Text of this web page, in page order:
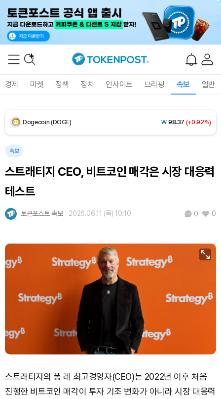
경제 마켓 정책 정치 인사이트 브리핑 속보 일반
XRP (XRP) ₩1,448(-0.83%)
Dogecoin (DOGE) ₩ 98.37 (+0.92%)
속보
스트래티지 CEO, 비트코인 매각은 시장 대응력
테스트
토큰포스트 속보 2026.06.11 (목) 10:10 0 0
스트래티지의 퐁 레 최고경영자(CEO)는 2022년 이후 처음
진행한 비트코인 매각이 투자 기조 변화가 아니라 시장 대응력